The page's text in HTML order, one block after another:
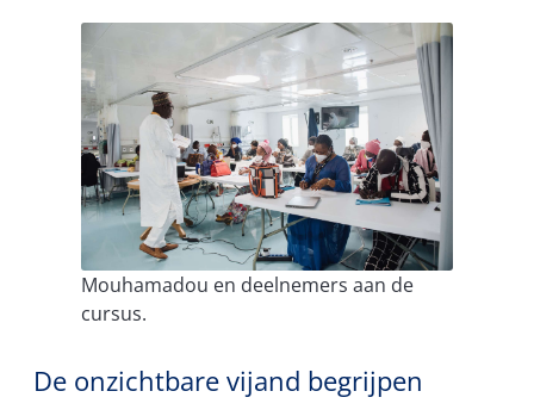
Mouhamadou en deelnemers aan de
cursus.
De onzichtbare vijand begrijpen